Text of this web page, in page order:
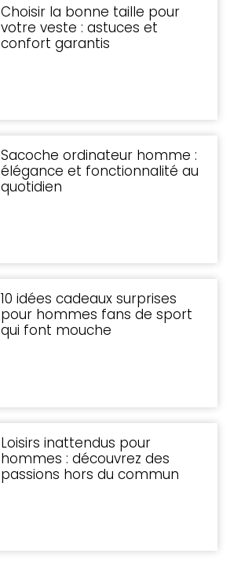
Choisir la bonne taille pour
votre veste : astuces et
confort garantis
Sacoche ordinateur homme :
élégance et fonctionnalité au
quotidien
10 idées cadeaux surprises
pour hommes fans de sport
qui font mouche
Loisirs inattendus pour
hommes : découvrez des
passions hors du commun